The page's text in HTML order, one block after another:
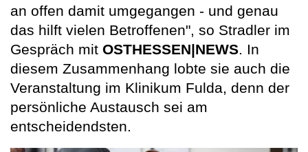
an offen damit umgegangen - und genau
das hilft vielen Betroffenen", so Stradler im
Gespräch mit OSTHESSEN|NEWS. In
diesem Zusammenhang lobte sie auch die
Veranstaltung im Klinikum Fulda, denn der
persönliche Austausch sei am
entscheidendsten.